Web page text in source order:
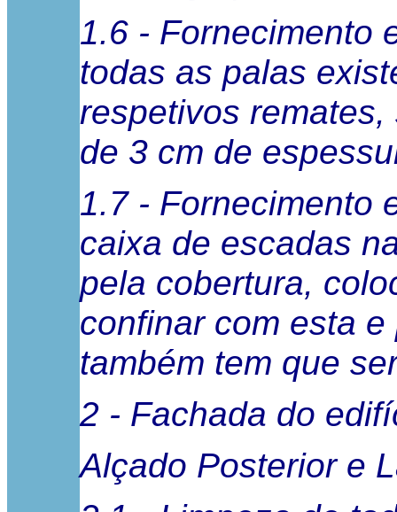
1.6 - Fornecimento
todas as palas
respetivos
de 3 cm de
1.7 - Fornecimento
caixa de escadas
pela cobertura,
confinar com esta
também tem que
2 - Fachada do
Alçado Posterior e